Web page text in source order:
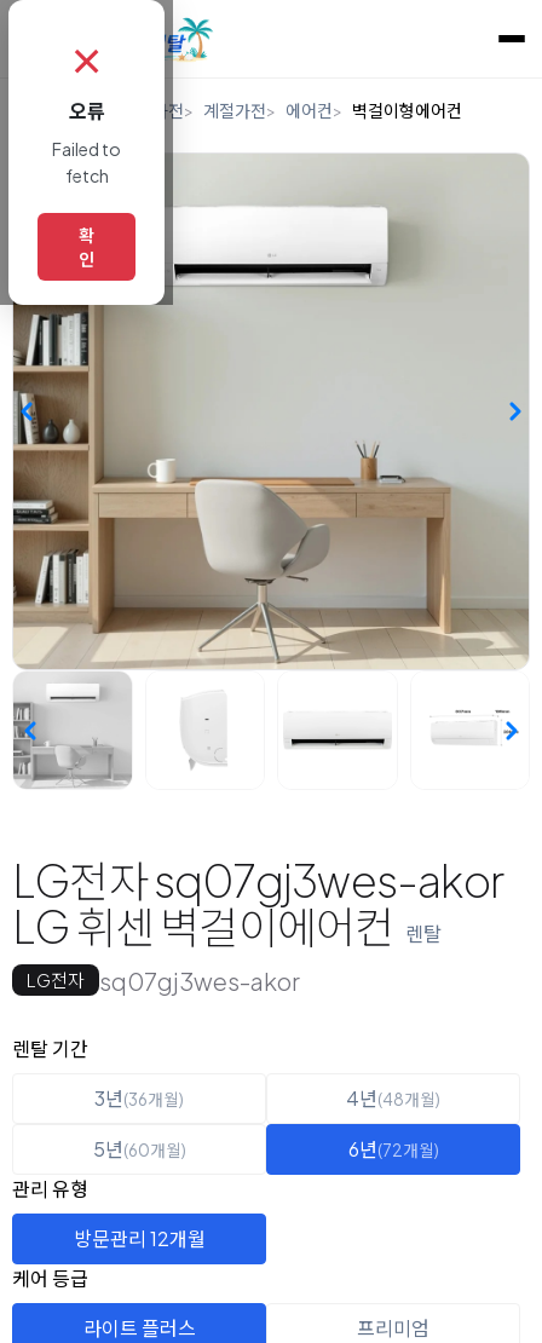
렌탈 디지털/가전 계절가전 에어컨 벽걸이형에어컨
LG전자 sq07gj3wes-akor
LG 휘센 벽걸이에어컨
렌탈
LG전자 sq07gj3wes-akor
옵션 선택
렌탈 선택
렌탈 기간
3년(36개월) 4년(48개월)
5년(60개월) 6년(72개월)
관리 유형
방문관리 12개월
케어 등급
라이트 플러스
프리미엄
✗
오류
Failed to
fetch
확
인